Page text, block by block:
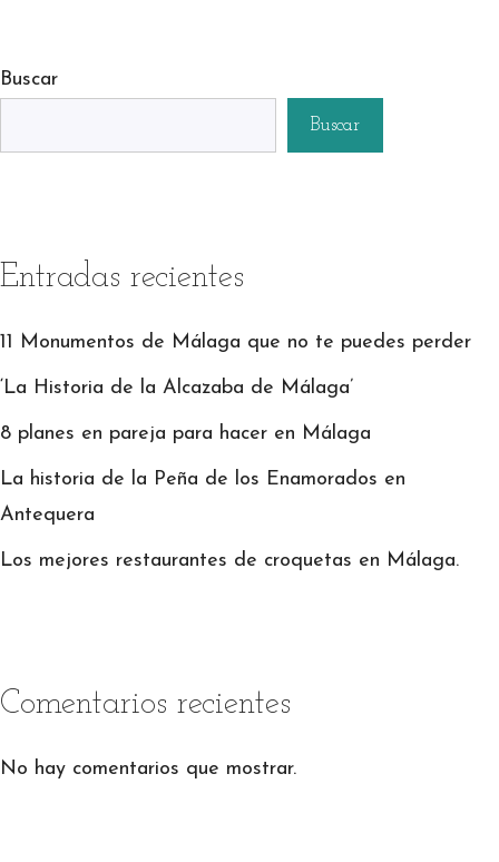
Buscar
Buscar
Entradas recientes
11 Monumentos de Málaga que no te puedes perder
‘La Historia de la Alcazaba de Málaga’
8 planes en pareja para hacer en Málaga
La historia de la Peña de los Enamorados en
Antequera
Los mejores restaurantes de croquetas en Málaga.
Comentarios recientes
No hay comentarios que mostrar.